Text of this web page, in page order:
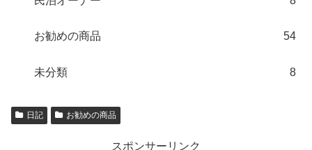
お勧めの商品 54
未分類 8
日記 お勧めの商品
スポンサーリンク